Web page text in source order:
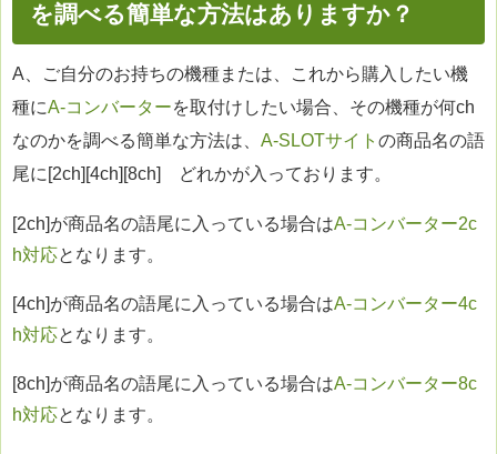
を調べる簡単な方法はありますか？
A、ご自分のお持ちの機種または、これから購入したい機
種にA-コンバーターを取付けしたい場合、その機種が何ch
なのかを調べる簡単な方法は、 A-SLOTサイト の商品名の語
尾に[2ch][4ch][8ch] どれかが入っております。
[2ch]が商品名の語尾に入っている場合はA-コンバーター2c
h対応となります。
[4ch]が商品名の語尾に入っている場合はA-コンバーター4c
h対応となります。
[8ch]が商品名の語尾に入っている場合はA-コンバーター8c
h対応となります。